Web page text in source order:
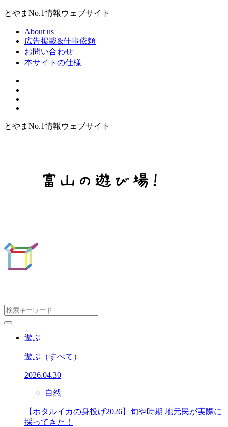
とやまNo.1情報ウェブサイト
About us
広告掲載&仕事依頼
お問い合わせ
本サイトの仕様
とやまNo.1情報ウェブサイト
遊ぶ
遊ぶ （すべて）
2026.04.30
自然
【ホタルイカの身投げ2026】旬や時期 地元民が実際に
採ってきた！